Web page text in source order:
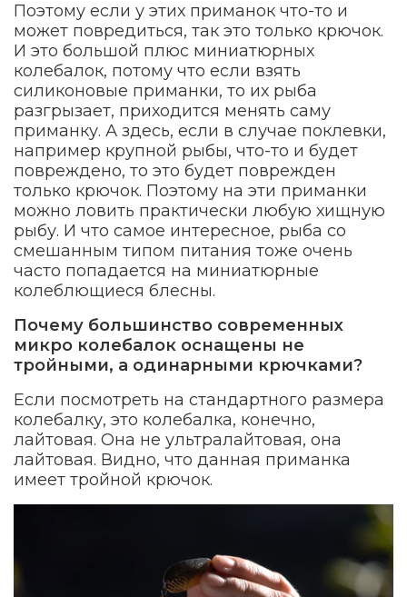
Поэтому если у этих приманок что-то и
может повредиться, так это только крючок.
И это большой плюс миниатюрных
колебалок, потому что если взять
силиконовые приманки, то их рыба
разгрызает, приходится менять саму
приманку. А здесь, если в случае поклевки,
например крупной рыбы, что-то и будет
повреждено, то это будет поврежден
только крючок. Поэтому на эти приманки
можно ловить практически любую хищную
рыбу. И что самое интересное, рыба со
смешанным типом питания тоже очень
часто попадается на миниатюрные
колеблющиеся блесны.
Почему большинство современных
микро колебалок оснащены не
тройными, а одинарными крючками?
Если посмотреть на стандартного размера
колебалку, это колебалка, конечно,
лайтовая. Она не ультралайтовая, она
лайтовая. Видно, что данная приманка
имеет тройной крючок.